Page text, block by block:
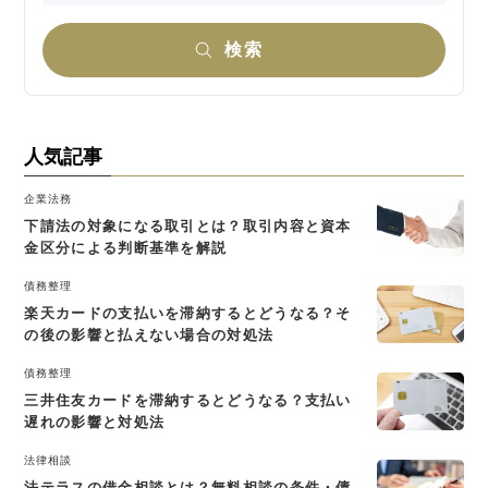
検索
人気記事
企業法務
下請法の対象になる取引とは？取引内容と資本
金区分による判断基準を解説
債務整理
楽天カードの支払いを滞納するとどうなる？そ
の後の影響と払えない場合の対処法
債務整理
三井住友カードを滞納するとどうなる？支払い
遅れの影響と対処法
法律相談